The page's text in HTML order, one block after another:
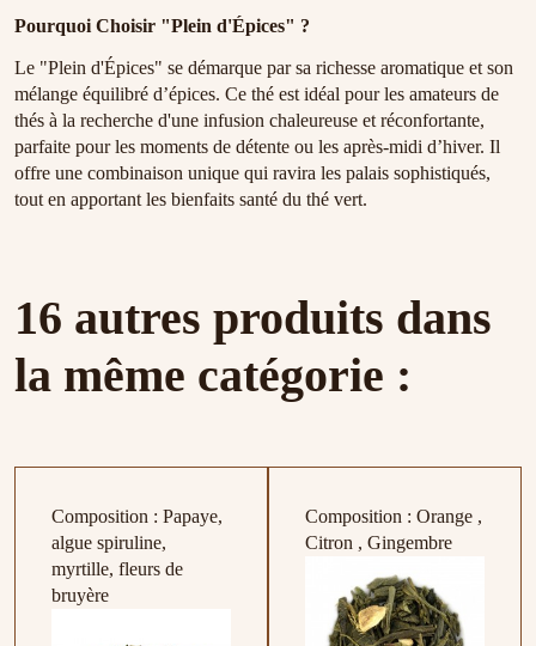
Pourquoi Choisir "Plein d'Épices" ?
Le "Plein d'Épices" se démarque par sa richesse aromatique et son
mélange équilibré d’épices. Ce thé est idéal pour les amateurs de
thés à la recherche d'une infusion chaleureuse et réconfortante,
parfaite pour les moments de détente ou les après-midi d’hiver. Il
offre une combinaison unique qui ravira les palais sophistiqués,
tout en apportant les bienfaits santé du thé vert.
16 autres produits dans
la même catégorie :
Composition : Papaye,
algue spiruline,
myrtille, fleurs de
bruyère
Composition : Orange ,
Citron , Gingembre